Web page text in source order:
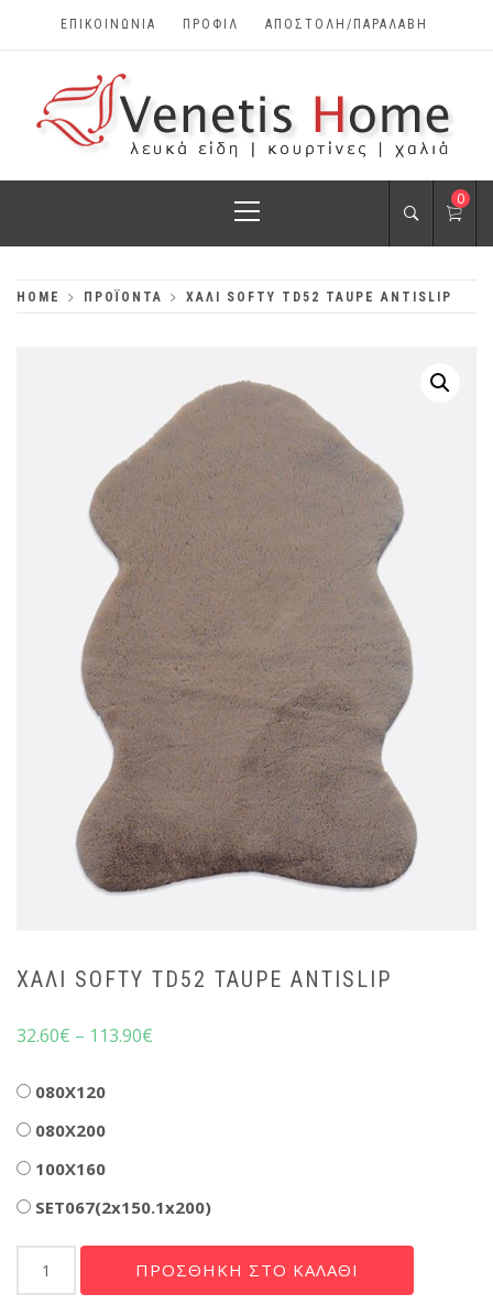
ΕΠΙΚΟΙΝΩΝΊΑ ΠΡΟΦΊΛ ΑΠΟΣΤΟΛΗ/ΠΑΡΑΛΑΒΗ
VENETIS HOME
ΧΑΛΙΆ, ΛΕΥΚΆ
Menu
0
HOME ΠΡΟΪΌΝΤΑ ΧΑΛΙ SOFTY TD52 TAUPE ANTISLIP
ΧΑΛΙ SOFTY TD52 TAUPE ANTISLIP
32.60€ – 113.90€
080X120
080X200
100X160
SET067(2x150.1x200)
SOFTY
ΠΡΟΣΘΉΚΗ ΣΤΟ ΚΑΛΆΘΙ